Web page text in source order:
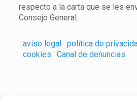
respecto a la carta que se les
Consejo General.
aviso legal · política de
cookies · Canal de denuncias